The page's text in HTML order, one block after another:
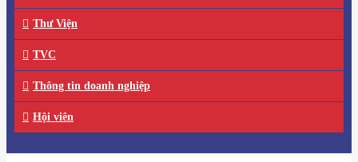
Thư Viện
TVC
Thông tin doanh nghiệp
Hội viên